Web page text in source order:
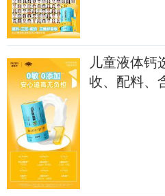
儿童液体钙
收、配料、